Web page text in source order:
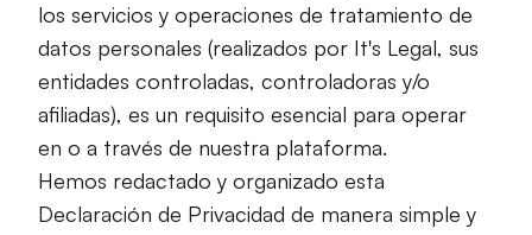
los servicios y operaciones de tratamiento de
datos personales (realizados por It's Legal, sus
entidades controladas, controladoras y/o
afiliadas), es un requisito esencial para operar
en o a través de nuestra plataforma.
Hemos redactado y organizado esta
Declaración de Privacidad de manera simple y